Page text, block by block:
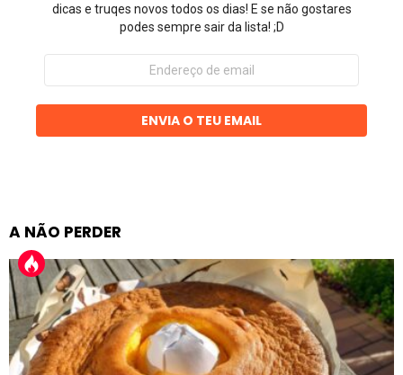
dicas e truqes novos todos os dias! E se não gostares
podes sempre sair da lista! ;D
Endereço
email
ENVIA O TEU EMAIL
A NÃO PERDER